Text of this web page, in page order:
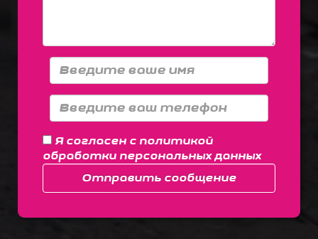
Я согласен с политикой
обработки персональных данных
Отправить сообщение